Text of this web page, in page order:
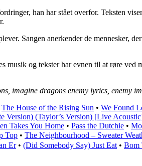
han har stået overfor. Teksten
Sangen anerkender de mennesker,
og tekster har evnen til at røre ved
imagine dragons enemy lyrics, enemy
The House of the Rising Sun • We Found
Version) (Taylor’s Version) [Live
Takes You Home • Pass the Dutchie •
Top • The Neighbourhood – Sweater
Er• (Did Somebody Say) Just Eat • Bom